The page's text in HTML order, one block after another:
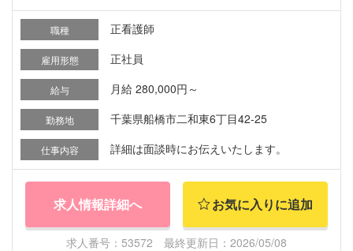
職種 正看護師
雇用形態 正社員
給与 月給 280,000円～
勤務地 千葉県船橋市二和東6丁目42-25
仕事内容 詳細は面談時にお伝えいたします。
求人情報詳細へ お気に入りに追加
求人番号：53572 最終更新日：2026/05/08